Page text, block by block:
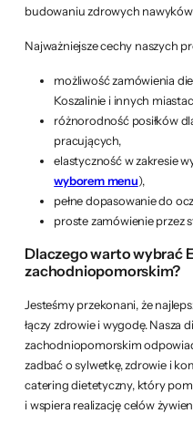
budowaniu zdrowych
Najważniejsze cechy naszych
możliwość zamówienia
Koszalinie i innych
różnorodność posiłków
pracujących,
elastyczność w zakresie
wyborem menu),
pełne dopasowanie do
proste zamówienie przez
Dlaczego warto wybrać
zachodniopomorskim?
Jesteśmy przekonani, że
łączy zdrowie i wygodę. Nasza
zachodniopomorskim
zadbać o sylwetkę, zdrowie i
catering dietetyczny, który
i wspiera realizację celów